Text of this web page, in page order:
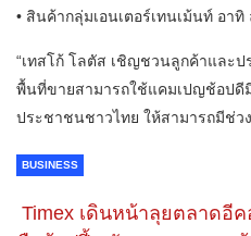
• สินค้ากลุ่มเอนเตอร์เทนเม้นท์ อา
“เทสโก้ โลตัส เชิญชวนลูกค้าและ
พื้นที่ขายสามารถใช้แคมเปญช้อปดี
ประชาชนชาวไทย ให้สามารถมีช่ว
BUSINESS
Timex เดินหน้าลุยตลาดอี